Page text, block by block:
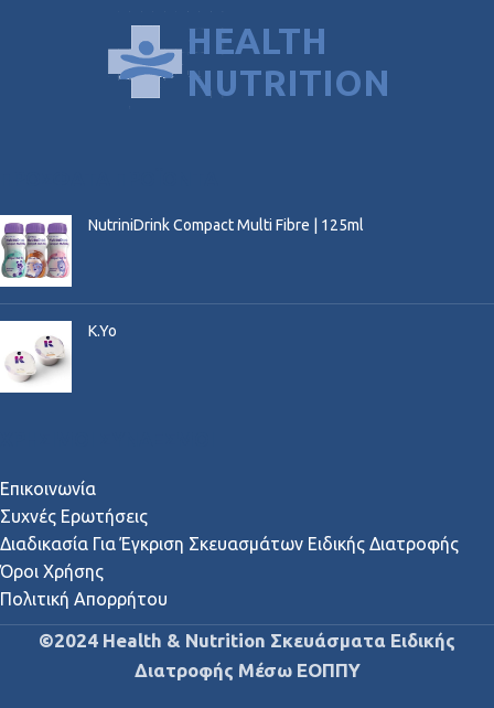
NutriniDrink Compact Multi Fibre | 125ml
K.Yo
Επικοινωνία
Συχνές Ερωτήσεις
Διαδικασία Για Έγκριση Σκευασμάτων Ειδικής Διατροφής
Όροι Χρήσης
Πολιτική Απορρήτου
©2024 Health & Nutrition Σκευάσματα Ειδικής
Διατροφής Μέσω ΕΟΠΠΥ